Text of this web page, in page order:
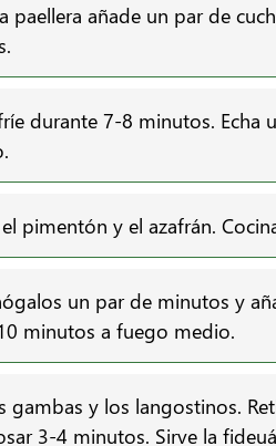
paellera añade un par de
durante 7-8 minutos. Echa
pimentón y el azafrán.
un par de minutos y
minutos a fuego medio.
gambas y los langostinos.
3-4 minutos. Sirve la